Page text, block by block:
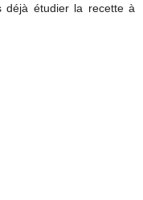
déjà étudier la recette à